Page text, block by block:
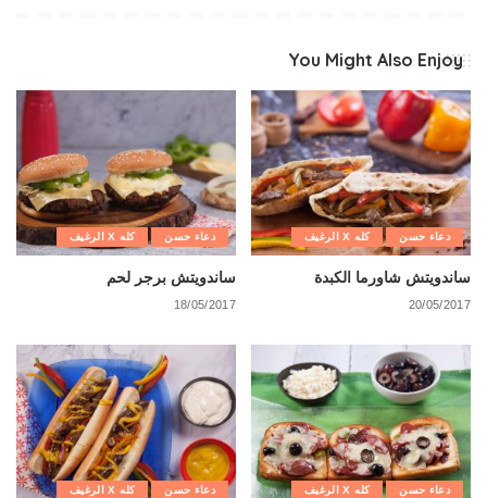
You Might Also Enjoy
دعاء حسن كله X الرغيف
ساندويتش شاورما الكبدة
20/05/2017
دعاء حسن كله X الرغيف
ساندويتش برجر لحم
18/05/2017
دعاء حسن كله X الرغيف دعاء حسن كله X الرغيف